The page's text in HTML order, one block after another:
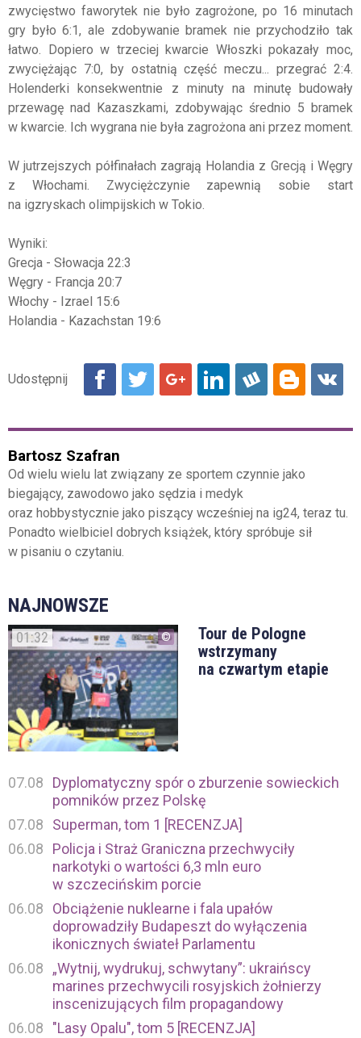
zwycięstwo faworytek nie było zagrożone, po 16 minutach
gry było 6:1, ale zdobywanie bramek nie przychodziło tak
łatwo. Dopiero w trzeciej kwarcie Włoszki pokazały moc,
zwyciężając 7:0, by ostatnią część meczu... przegrać 2:4.
Holenderki konsekwentnie z minuty na minutę budowały
przewagę nad Kazaszkami, zdobywając średnio 5 bramek
w kwarcie. Ich wygrana nie była zagrożona ani przez moment.
W jutrzejszych półfinałach zagrają Holandia z Grecją i Węgry
z Włochami. Zwyciężczynie zapewnią sobie start
na igzryskach olimpijskich w Tokio.
Wyniki:
Grecja - Słowacja 22:3
Węgry - Francja 20:7
Włochy - Izrael 15:6
Holandia - Kazachstan 19:6
Bartosz Szafran
Od wielu wielu lat związany ze sportem czynnie jako
biegający, zawodowo jako sędzia i medyk
oraz hobbystycznie jako piszący wcześniej na ig24, teraz tu.
Ponadto wielbiciel dobrych książek, który spróbuje sił
w pisaniu o czytaniu.
NAJNOWSZE
01:32
Tour de Pologne
wstrzymany
na czwartym etapie
07.08
Dyplomatyczny spór o zburzenie sowieckich
pomników przez Polskę
07.08
Superman, tom 1 [RECENZJA]
06.08
Policja i Straż Graniczna przechwyciły
narkotyki o wartości 6,3 mln euro
w szczecińskim porcie
06.08
Obciążenie nuklearne i fala upałów
doprowadziły Budapeszt do wyłączenia
ikonicznych świateł Parlamentu
06.08
„Wytnij, wydrukuj, schwytany”: ukraińscy
marines przechwycili rosyjskich żołnierzy
inscenizujących film propagandowy
06.08
"Lasy Opalu", tom 5 [RECENZJA]